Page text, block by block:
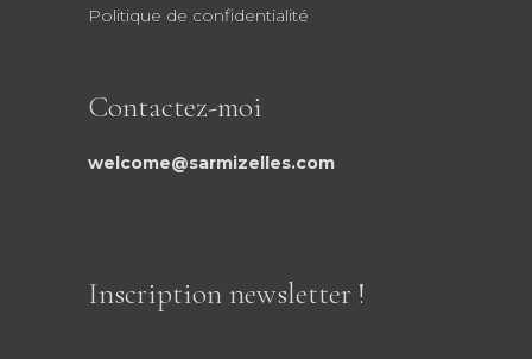
Politique de confidentialité
Contactez-moi
welcome@sarmizelles.com
Inscription newsletter !